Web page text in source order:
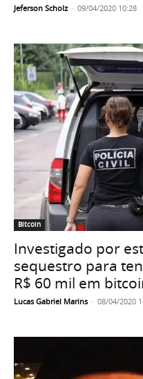
Jeferson Scholz - 09/04/2020 10:28
Bitcoin
Investigado por
sequestro para
R$ 60 mil em
Lucas Gabriel Marins - 08/04/2020